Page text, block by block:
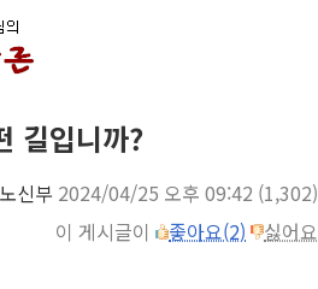
길입니까?
신부 2024/04/25 오후 09:42 (1,302)
이 게시글이
좋아요(2) 싫어요